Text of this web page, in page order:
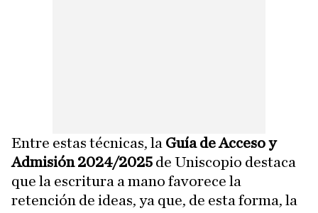
Entre estas técnicas, la Guía de Acceso y
Admisión 2024/2025 de Uniscopio destaca
que la escritura a mano favorece la
retención de ideas, ya que, de esta forma, la